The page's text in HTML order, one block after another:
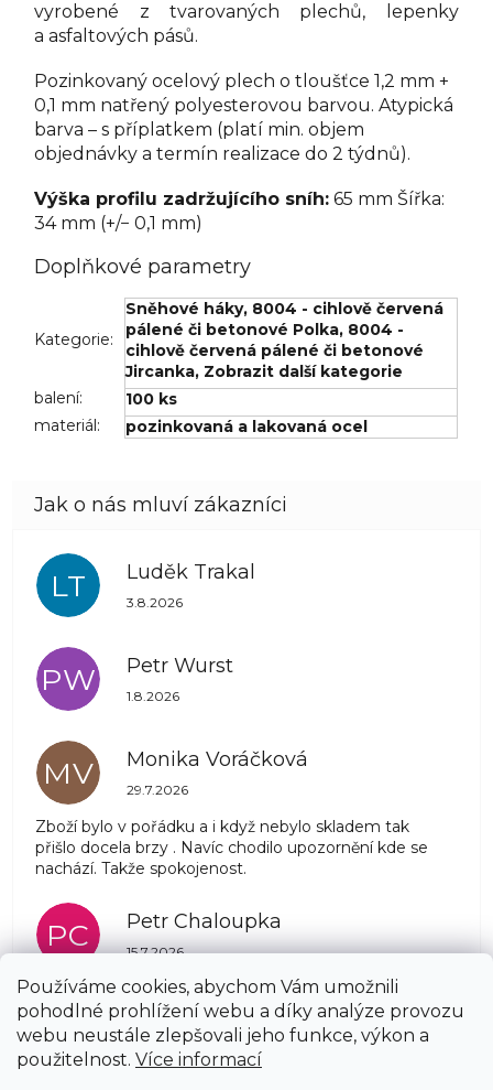
Používáme cookies, abychom Vám umožnili
pohodlné prohlížení webu a díky analýze provozu
webu neustále zlepšovali jeho funkce, výkon a
použitelnost. Více informací
vyrobené z tvarovaných plechů, lepenky
a asfaltových pásů.
Pozinkovaný ocelový plech o tloušťce 1,2 mm +
0,1 mm natřený polyesterovou barvou. Atypická
barva – s příplatkem (platí min. objem
objednávky a termín realizace do 2 týdnů).
Výška profilu zadržujícího sníh: 65 mm Šířka:
34 mm (+/− 0,1 mm)
Doplňkové parametry
Kategorie:
Sněhové háky, 8004 - cihlově červená
pálené či betonové Polka, 8004 -
cihlově červená pálené či betonové
Jircanka, Zobrazit další kategorie
balení:
100 ks
materiál : pozinkovaná a lakovaná ocel
LT Luděk Trakal
Hodnocení obchodu je 5 z 5 hvězdiček.
3.8.2026
PW Petr Wurst
Hodnocení obchodu je 5 z 5 hvězdiček.
1.8.2026
MV Monika Voráčková
Hodnocení obchodu je 5 z 5 hvězdiček.
29.7.2026
Zboží bylo v pořádku a i když nebylo skladem tak
přišlo docela brzy . Navíc chodilo upozornění kde se
nachází. Takže spokojenost.
PC Petr Chaloupka
Hodnocení obchodu je 5 z 5 hvězdiček.
15.7.2026
Zobrazit další hodnocení